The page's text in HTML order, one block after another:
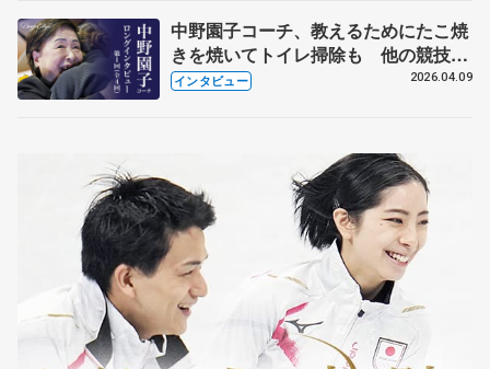
中野園子コーチ、教えるためにたこ焼
きを焼いてトイレ掃除も 他の競技に
も通用するという坂本花織の筋肉
インタビュー 2026.04.09